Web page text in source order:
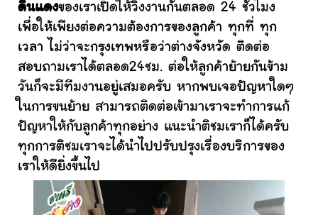
ดินแดงของเราเปิดให้วิ่งงานกันตลอด 24 ชั่วโมง
เพื่อให้เพียงต่อความต้องการของลูกค้า ทุกที่ ทุก
เวลา ไม่ว่าจะกรุงเทพหรือว่าต่างจังหวัด ติดต่อ
สอบถามเราได้ตลอด24ชม. ต่อให้ลูกค้าย้ายกันข้าม
วันก็จะมีทีมงานอยู่เสมอครับ หากพบเจอปัญหาใดๆ
ในการขนย้าย สามารถติดต่อเข้ามาเราจะทำการแก้
ปัญหาให้กับลูกค้าทุกอย่าง แนะนำติชมเราก็ได้ครับ
ทุกการติชมเราจะได้นำไปปรับปรุงเรื่องบริการของ
เราให้ดียิ่งขึ้นไป